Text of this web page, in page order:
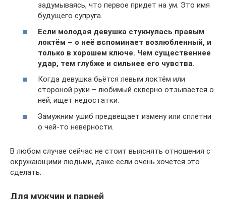
задумываясь, что первое придет на ум. Это имя
будущего супруга.
Если молодая девушка стукнулась правым
локтём – о неё вспоминает возлюбленный, и
только в хорошем ключе. Чем существеннее
удар, тем глубже и сильнее его чувства.
Когда девушка бьётся левым локтём или
стороной руки – любимый скверно отзывается о
ней, ищет недостатки.
Замужним ушиб предвещает измену или сплетни
о чей-то неверности.
В любом случае сейчас не стоит выяснять отношения с
окружающими людьми, даже если очень хочется это
сделать.
Для мужчин и парней